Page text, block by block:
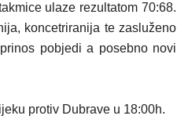
ulaze rezultatom 70:68.
koncetriranija te zasluženo
pobjedi a posebno novi
protiv Dubrave u 18:00h.